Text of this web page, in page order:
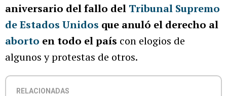
aniversario del fallo del Tribunal Supremo
de Estados Unidos que anuló el derecho al
aborto en todo el país con elogios de
algunos y protestas de otros.
RELACIONADAS